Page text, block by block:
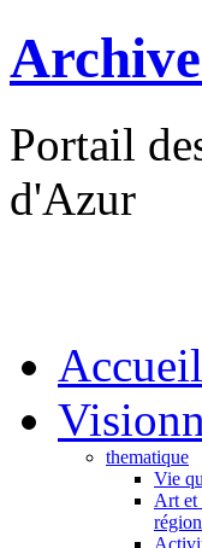
Portail
d'Azur
Accueil
thematique
Vie
Art et